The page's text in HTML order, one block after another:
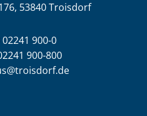
53840 Troisdorf
02241 900-0
900-800